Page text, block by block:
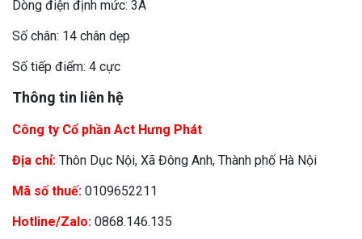
Dòng điện định mức: 3A
Số chân: 14 chân dẹp
Số tiếp điểm: 4 cực
Thông tin liên hệ
Công ty Cổ phần Act Hưng Phát
Địa chỉ: Thôn Dục Nội, Xã Đông Anh, Thành phố Hà Nội
Mã số thuế: 0109652211
Hotline/Zalo: 0868.146.135